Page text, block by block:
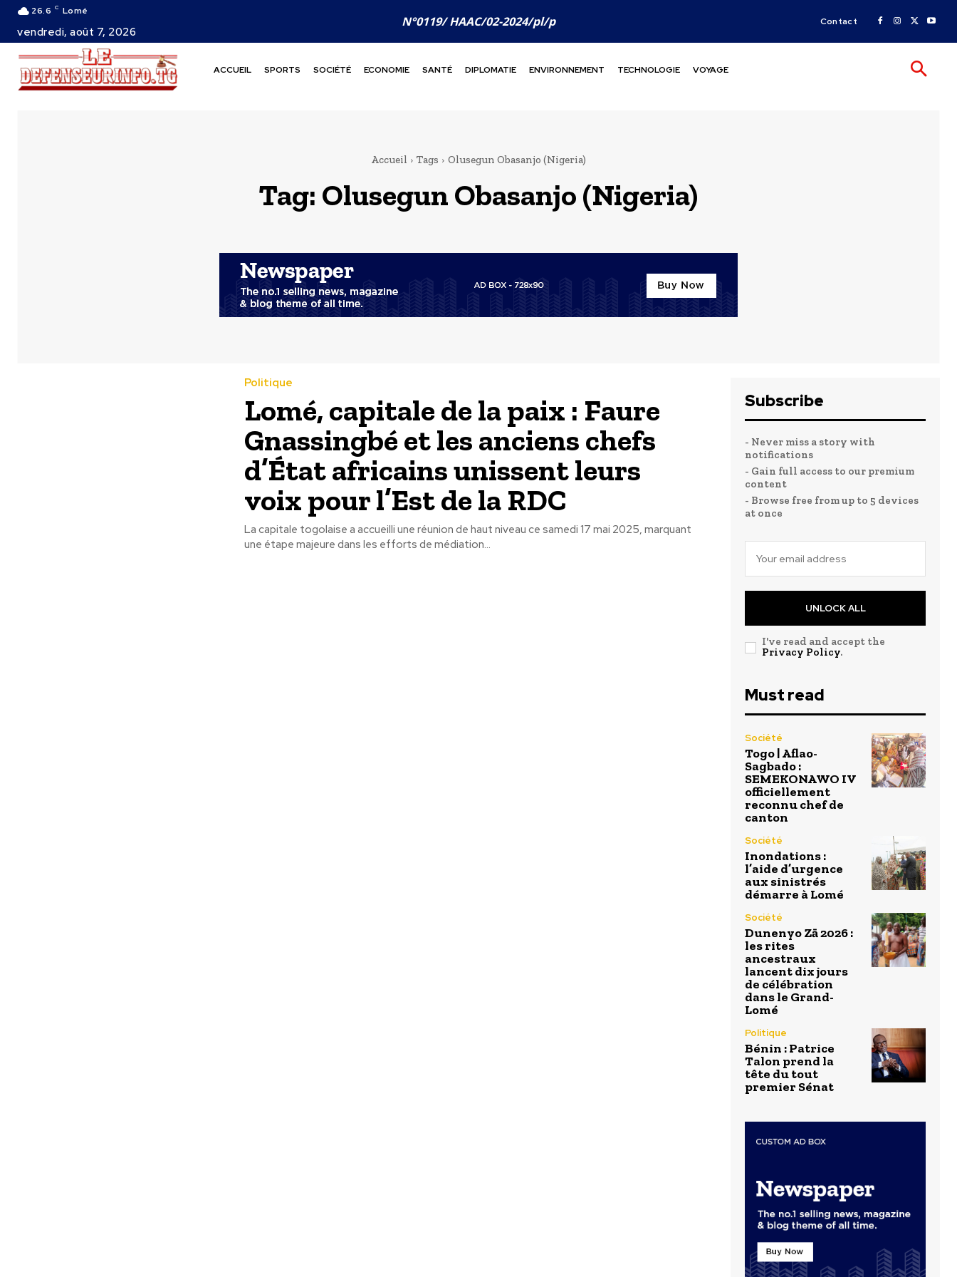
26.6 C Lomé
vendredi, août 7, 2026
N°0119/ HAAC/02-2024/pl/p Contact
ACCUEIL SPORTS SOCIÉTÉ ECONOMIE SANTÉ DIPLOMATIE ENVIRONNEMENT TECHNOLOGIE VOYAGE
Accueil Tags Olusegun Obasanjo (Nigeria)
Tag: Olusegun Obasanjo (Nigeria)
Politique
Lomé, capitale de la paix : Faure
Gnassingbé et les anciens chefs
d’État africains unissent leurs
voix pour l’Est de la RDC
La capitale togolaise a accueilli une réunion de haut niveau ce samedi 17 mai 2025, marquant
une étape majeure dans les efforts de médiation...
Subscribe
- Never miss a story with
notifications
- Gain full access to our premium
content
- Browse free from up to 5 devices
at once
UNLOCK ALL
I've read and accept the
Privacy Policy.
Must read
Société
Togo | Aflao-
Sagbado :
SEMEKONAWO IV
officiellement
reconnu chef de
canton
Société
Inondations :
l’aide d’urgence
aux sinistrés
démarre à Lomé
Société
Dunenyo Zā 2026 :
les rites
ancestraux
lancent dix jours
de célébration
dans le Grand-
Lomé
Politique
Bénin : Patrice
Talon prend la
tête du tout
premier Sénat